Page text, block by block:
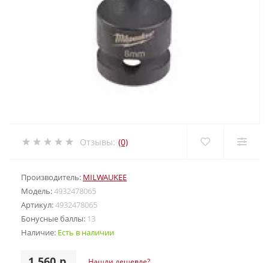
Отзывы: (0)
Производитель: MILWAUKEE
Модель:4932478065
Артикул:4932478065
Бонусные баллы: 13
Наличие: Есть в наличии